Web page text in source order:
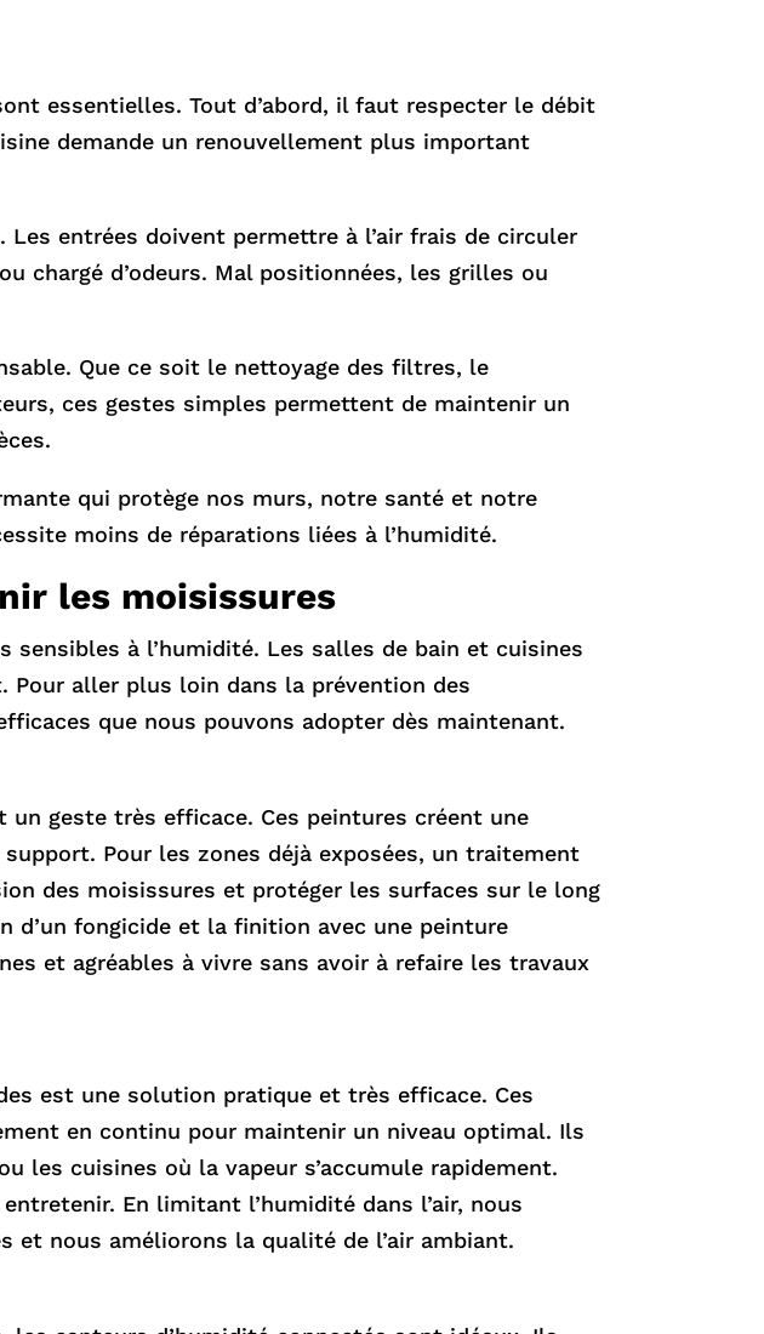
essentielles. Tout d’abord, il faut respecter le débit
demande un renouvellement plus important
entrées doivent permettre à l’air frais de circuler
chargé d’odeurs. Mal positionnées, les grilles ou
Que ce soit le nettoyage des filtres, le
ces gestes simples permettent de maintenir un
qui protège nos murs, notre santé et notre
moins de réparations liées à l’humidité.
les moisissures
à l’humidité. Les salles de bain et cuisines
Pour aller plus loin dans la prévention des
que nous pouvons adopter dès maintenant.
geste très efficace. Ces peintures créent une
Pour les zones déjà exposées, un traitement
des moisissures et protéger les surfaces sur le long
d’un fongicide et la finition avec une peinture
et agréables à vivre sans avoir à refaire les travaux
est une solution pratique et très efficace. Ces
en continu pour maintenir un niveau optimal. Ils
les cuisines où la vapeur s’accumule rapidement.
En limitant l’humidité dans l’air, nous
et nous améliorons la qualité de l’air ambiant.